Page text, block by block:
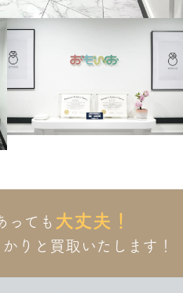
っても 大丈夫！
かりと 買取いたします！